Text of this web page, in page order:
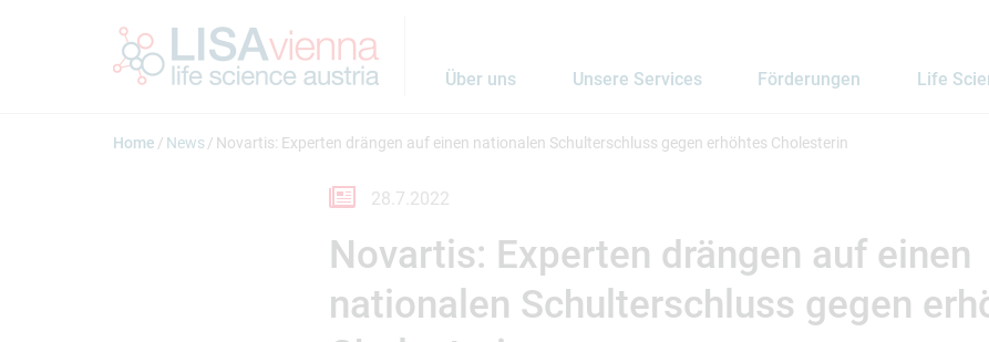
Über uns Unsere Services Förderungen Life
Home News Novartis: Experten drängen auf einen nationalen Schulterschluss gegen erhöhtes Cholesterin
28.7.2022
Novartis: Experten drängen auf einen
nationalen Schulterschluss gegen